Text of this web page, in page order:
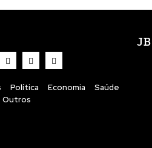
Política Economia
Saúde
Outros